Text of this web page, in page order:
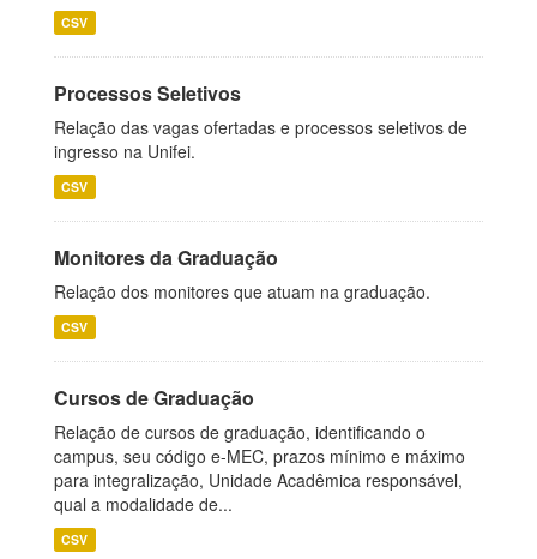
CSV
Processos Seletivos
Relação das vagas ofertadas e processos seletivos de
ingresso na Unifei.
CSV
Monitores da Graduação
Relação dos monitores que atuam na graduação.
CSV
Cursos de Graduação
Relação de cursos de graduação, identificando o
campus, seu código e-MEC, prazos mínimo e máximo
para integralização, Unidade Acadêmica responsável,
qual a modalidade de...
CSV